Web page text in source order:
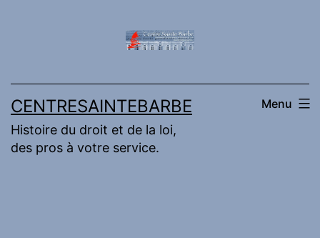
CENTRESAINTEBARBE
Histoire du droit et de la loi,
des pros à votre service.
Menu